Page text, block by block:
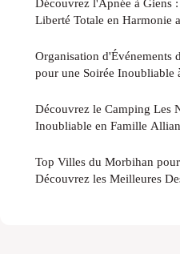
Liberté Totale en Harmonie
Organisation d'Événements
pour une Soirée Inoubliable
Découvrez le Camping Les
Inoubliable en Famille
Top Villes du Morbihan
Découvrez les Meilleures